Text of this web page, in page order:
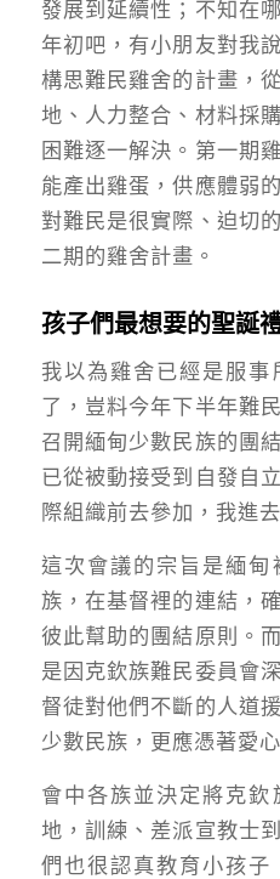
發展到延續性；不知在
年初吧，有小朋友對我
構思難民雞舍的計畫，
地、人力整合、材料採
困難逐一解決。第一期
能產出雞蛋，供應體弱
對難民是很實際、迫切
二期的雞舍計畫。
孩子們最想要的聖誕
我以為雞舍已經是服事
了，豈料今年下半年難
召開緬甸少數民族的團
已從被動接受到自發自
際組織前去參加，我進
這次會議的宗旨是緬甸
族，在基督裡的連結，
彼此幫助的團結原則。
是因克欽族難民委員會
督徒對他們不斷的人道
少數民族，更應憑著愛
會中各族並決定將克
地，訓練、差派宣教士
們也很認真教育小孩